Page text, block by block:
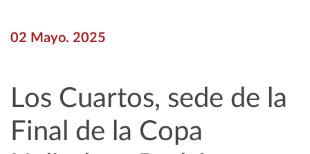
02 Mayo. 2025
Los Cuartos, sede de la
Final de la Copa